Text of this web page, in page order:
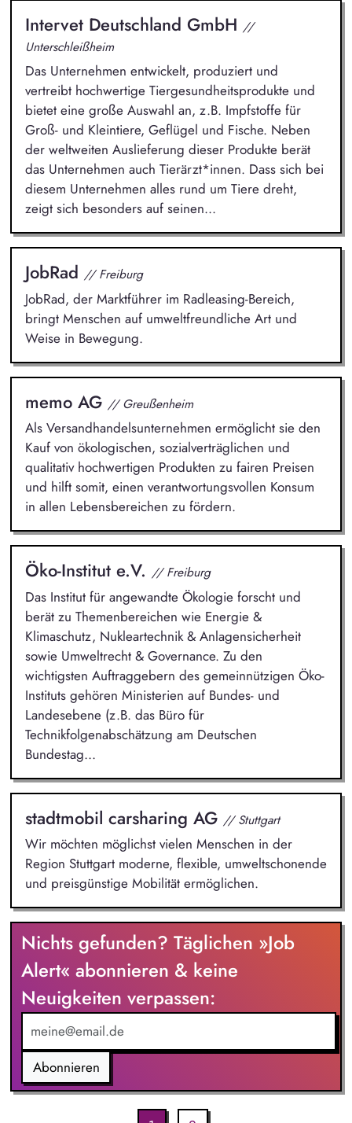
Intervet Deutschland GmbH //
Unterschleißheim
Das Unternehmen entwickelt, produziert und
vertreibt hochwertige Tiergesundheitsprodukte und
bietet eine große Auswahl an, z.B. Impfstoffe für
Groß- und Kleintiere, Geflügel und Fische. Neben
der weltweiten Auslieferung dieser Produkte berät
das Unternehmen auch Tierärzt*innen. Dass sich bei
diesem Unternehmen alles rund um Tiere dreht,
zeigt sich besonders auf seinen...
JobRad // Freiburg
JobRad, der Marktführer im Radleasing-Bereich,
bringt Menschen auf umweltfreundliche Art und
Weise in Bewegung.
memo AG // Greußenheim
Als Versandhandelsunternehmen ermöglicht sie den
Kauf von ökologischen, sozialverträglichen und
qualitativ hochwertigen Produkten zu fairen Preisen
und hilft somit, einen verantwortungsvollen Konsum
in allen Lebensbereichen zu fördern.
Öko-Institut e.V. // Freiburg
Das Institut für angewandte Ökologie forscht und
berät zu Themenbereichen wie Energie &
Klimaschutz, Nukleartechnik & Anlagensicherheit
sowie Umweltrecht & Governance. Zu den
wichtigsten Auftraggebern des gemeinnützigen Öko-
Instituts gehören Ministerien auf Bundes- und
Landesebene (z.B. das Büro für
Technikfolgenabschätzung am Deutschen
Bundestag...
stadtmobil carsharing AG // Stuttgart
Wir möchten möglichst vielen Menschen in der
Region Stuttgart moderne, flexible, umweltschonende
und preisgünstige Mobilität ermöglichen.
Nichts gefunden? Täglichen »Job
Alert« abonnieren & keine
Neuigkeiten verpassen:
Abonnieren